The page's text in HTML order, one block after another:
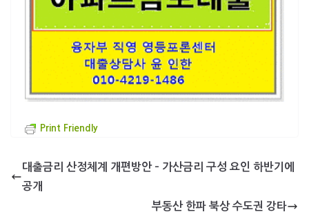
Print Friendly
대출금리 산정체계 개편방안 – 가산금리 구성 요인 하반기에
공개
부동산 한파 북상 수도권 강타